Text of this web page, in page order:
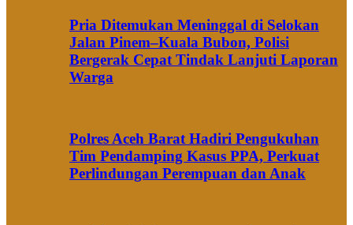
Pria Ditemukan Meninggal di Selokan
Jalan Pinem–Kuala Bubon, Polisi
Bergerak Cepat Tindak Lanjuti Laporan
Warga
Polres Aceh Barat Hadiri Pengukuhan
Tim Pendamping Kasus PPA, Perkuat
Perlindungan Perempuan dan Anak